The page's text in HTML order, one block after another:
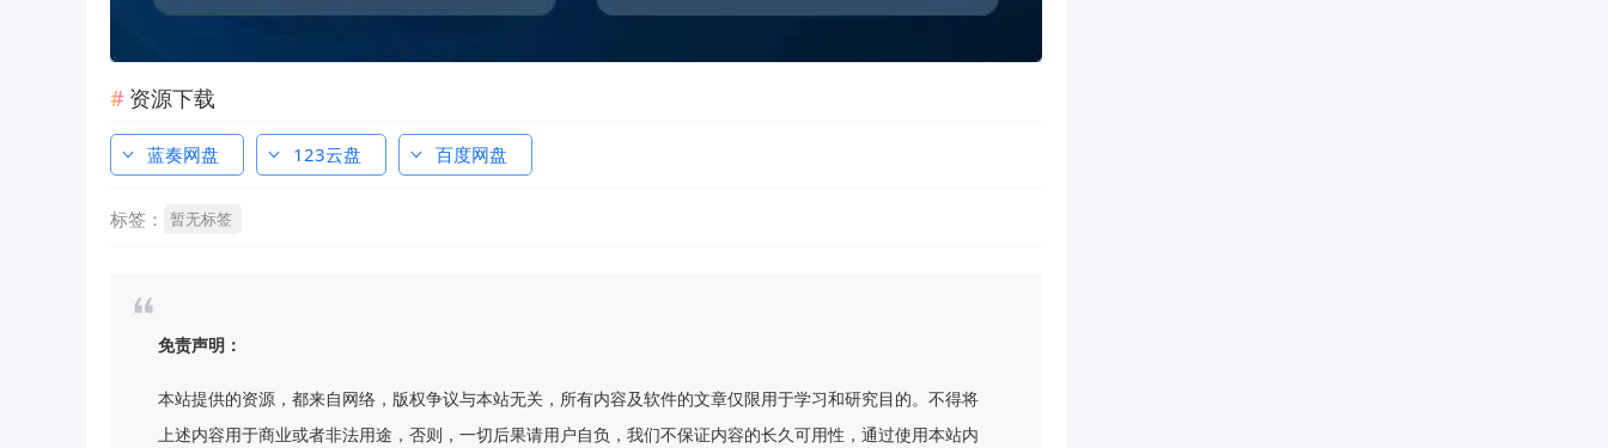
资源下载
蓝奏网盘 123云盘 百度网盘
标签： 暂无标签
免责声明：
本站提供的资源，都来自网络，版权争议与本站无关，所有内容及软件的文章仅限用于学习和研究目的。不得将
上述内容用于商业或者非法用途，否则，一切后果请用户自负，我们不保证内容的长久可用性，通过使用本站内